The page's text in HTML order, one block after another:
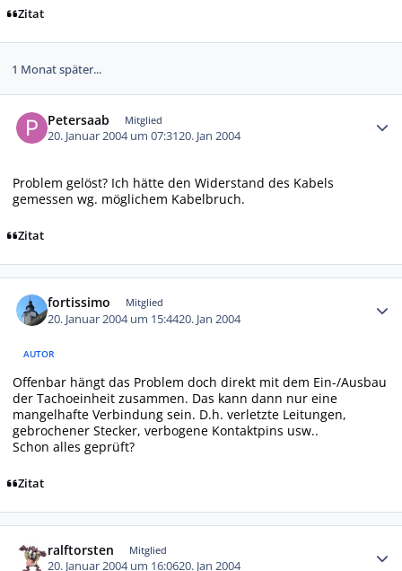
Zitat
1 Monat später...
Petersaab Mitglied
20. Januar 2004 um 07:3120. Jan 2004
Problem gelöst? Ich hätte den Widerstand des Kabels
gemessen wg. möglichem Kabelbruch.
Zitat
fortissimo Mitglied
20. Januar 2004 um 15:4420. Jan 2004
AUTOR
Offenbar hängt das Problem doch direkt mit dem Ein-/Ausbau
der Tachoeinheit zusammen. Das kann dann nur eine
mangelhafte Verbindung sein. D.h. verletzte Leitungen,
gebrochener Stecker, verbogene Kontaktpins usw..
Schon alles geprüft?
Zitat
ralftorsten Mitglied
20. Januar 2004 um 16:0620. Jan 2004